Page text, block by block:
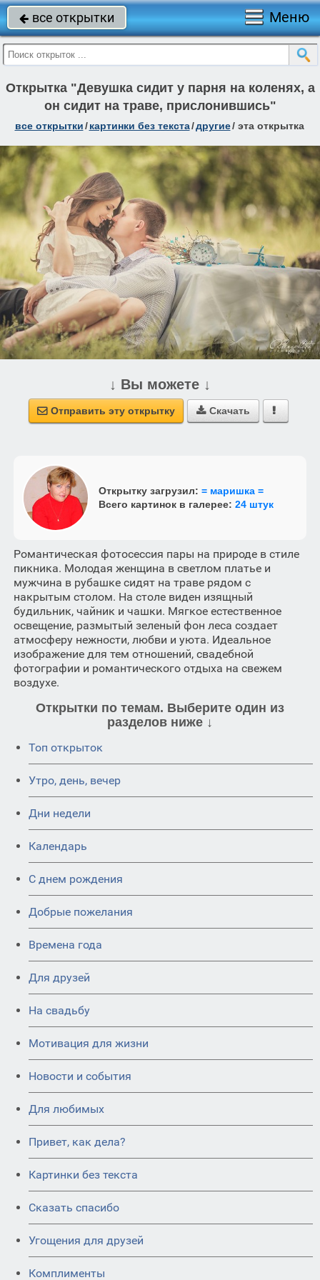
 все открытки Меню
Открытка "Девушка сидит у парня на коленях, а
он сидит на траве, прислонившись"
все открытки/ картинки без текста/другие/ эта открытка
↓ Вы можете ↓
 Отправить эту открытку  Скачать 
Открытку загрузил: = маришка =
Всего картинок в галерее: 24 штук
Романтическая фотосессия пары на природе в стиле
пикника. Молодая женщина в светлом платье и
мужчина в рубашке сидят на траве рядом с
накрытым столом. На столе виден изящный
будильник, чайник и чашки. Мягкое естественное
освещение, размытый зеленый фон леса создает
атмосферу нежности, любви и уюта. Идеальное
изображение для тем отношений, свадебной
фотографии и романтического отдыха на свежем
воздухе.
Открытки по темам. Выберите один из
разделов ниже ↓
Топ открыток
Утро, день, вечер
Дни недели
Календарь
C днем рождения
Добрые пожелания
Времена года
Для друзей
На свадьбу
Мотивация для жизни
Новости и события
Для любимых
Привет, как дела?
Картинки без текста
Сказать спасибо
Угощения для друзей
Комплименты